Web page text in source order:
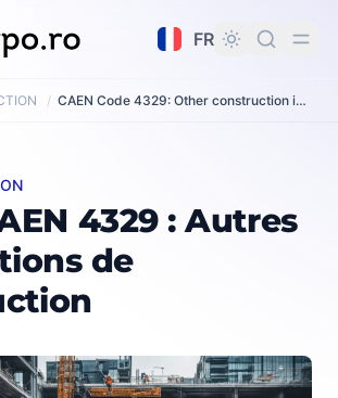
FR
/ CAEN Code 4329: Other construction installation
: Autres installations de construction
4329 : Autres
de